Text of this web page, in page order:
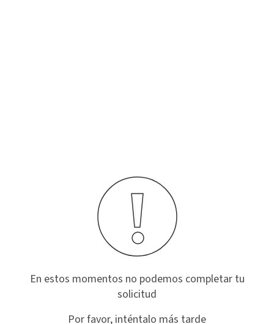
En estos momentos no podemos completar tu
solicitud
Por favor, inténtalo más tarde